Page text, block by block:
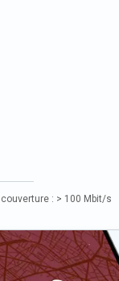
: > 100 Mbit/s